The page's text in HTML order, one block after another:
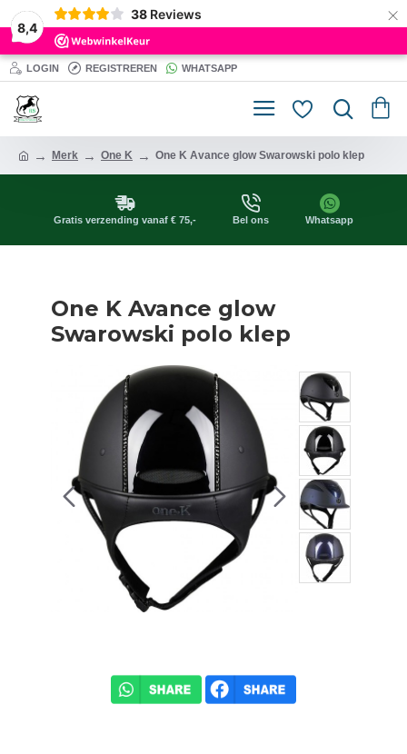
8,4
38 Reviews ×
LOGIN REGISTREREN WHATSAPP
Merk One K One K Avance glow Swarowski polo klep
Gratis verzending vanaf € 75,- Bel ons Whatsapp
One K Avance glow
Swarowski polo klep